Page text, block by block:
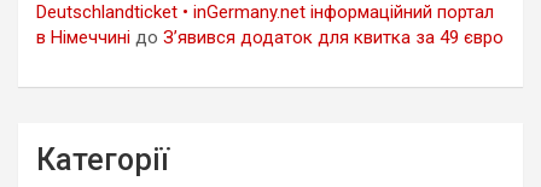
Deutschlandticket • inGermany.net інформаційний портал
в Німеччині до З’явився додаток для квитка за 49 євро
Категорії